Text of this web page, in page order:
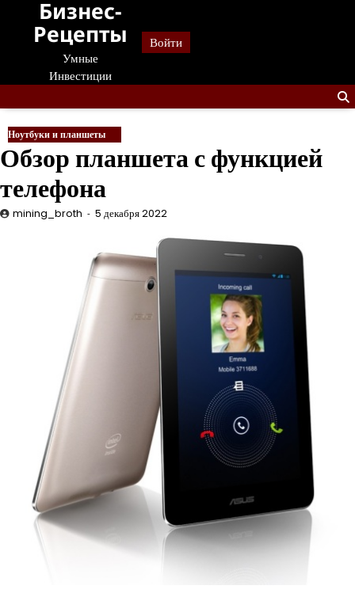
Перейти
содержанию
Бизнес-
Рецепты
Умные
Инвестиции
Войти
Ноутбуки и планшеты
Обзор планшета с функцией
телефона
mining_broth 5 декабря 2022